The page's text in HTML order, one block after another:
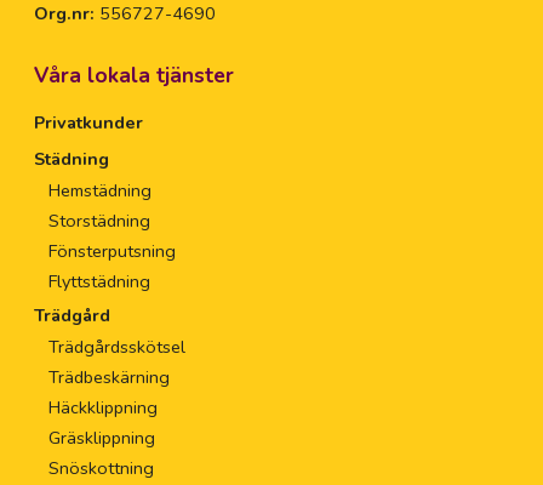
Org.nr: 556727-4690
Våra lokala tjänster
Privatkunder
Städning
Hemstädning
Storstädning
Fönsterputsning
Flyttstädning
Trädgård
Trädgårdsskötsel
Trädbeskärning
Häckklippning
Gräsklippning
Snöskottning